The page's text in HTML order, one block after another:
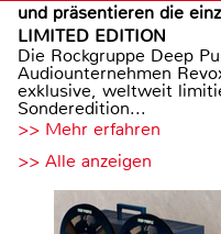
und präsentieren die
LIMITED EDITION
Die Rockgruppe Deep
Audiounternehmen
exklusive, weltweit
Sonderedition...
>> Mehr erfahren
>> Alle anzeigen